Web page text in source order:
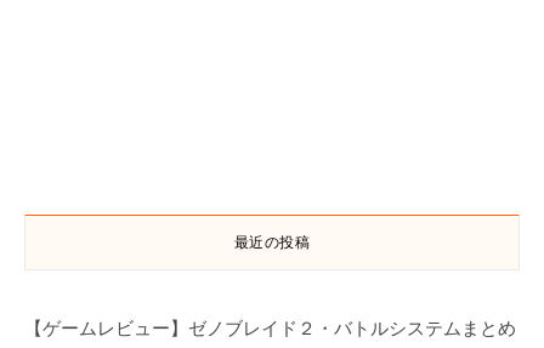
最近の投稿
【ゲームレビュー】ゼノブレイド２・バトルシステムまとめ